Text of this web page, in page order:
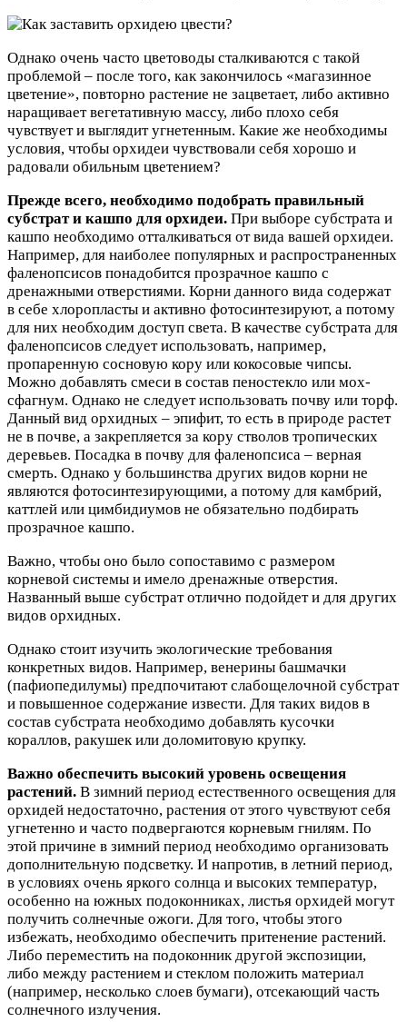
Однако очень часто цветоводы сталкиваются с такой
проблемой – после того, как закончилось «магазинное
цветение», повторно растение не зацветает, либо активно
наращивает вегетативную массу, либо плохо себя
чувствует и выглядит угнетенным. Какие же необходимы
условия, чтобы орхидеи чувствовали себя хорошо и
радовали обильным цветением?
Прежде всего, необходимо подобрать правильный
субстрат и кашпо для орхидеи. При выборе субстрата и
кашпо необходимо отталкиваться от вида вашей орхидеи.
Например, для наиболее популярных и распространенных
фаленопсисов понадобится прозрачное кашпо с
дренажными отверстиями. Корни данного вида содержат
в себе хлоропласты и активно фотосинтезируют, а потому
для них необходим доступ света. В качестве субстрата для
фаленопсисов следует использовать, например,
пропаренную сосновую кору или кокосовые чипсы.
Можно добавлять смеси в состав пеностекло или мох-
сфагнум. Однако не следует использовать почву или торф.
Данный вид орхидных – эпифит, то есть в природе растет
не в почве, а закрепляется за кору стволов тропических
деревьев. Посадка в почву для фаленопсиса – верная
смерть. Однако у большинства других видов корни не
являются фотосинтезирующими, а потому для камбрий,
каттлей или цимбидиумов не обязательно подбирать
прозрачное кашпо.
Важно, чтобы оно было сопоставимо с размером
корневой системы и имело дренажные отверстия.
Названный выше субстрат отлично подойдет и для других
видов орхидных.
Однако стоит изучить экологические требования
конкретных видов. Например, венерины башмачки
(пафиопедилумы) предпочитают слабощелочной субстрат
и повышенное содержание извести. Для таких видов в
состав субстрата необходимо добавлять кусочки
кораллов, ракушек или доломитовую крупку.
Важно обеспечить высокий уровень освещения
растений. В зимний период естественного освещения для
орхидей недостаточно, растения от этого чувствуют себя
угнетенно и часто подвергаются корневым гнилям. По
этой причине в зимний период необходимо организовать
дополнительную подсветку. И напротив, в летний период,
в условиях очень яркого солнца и высоких температур,
особенно на южных подоконниках, листья орхидей могут
получить солнечные ожоги. Для того, чтобы этого
избежать, необходимо обеспечить притенение растений.
Либо переместить на подоконник другой экспозиции,
либо между растением и стеклом положить материал
(например, несколько слоев бумаги), отсекающий часть
солнечного излучения.